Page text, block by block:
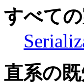
すべて
直系の